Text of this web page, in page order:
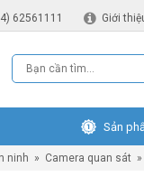
62561111 Giới
Sản
ninh » Camera quan sát »